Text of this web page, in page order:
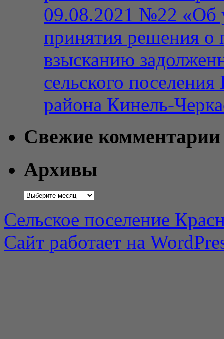
09.08.2021 №22 «Об
принятия решения о
взысканию
сельского
района Кинель-
Свежие комментарии
Архивы
Архивы
Сельское поселение
Сайт работает на